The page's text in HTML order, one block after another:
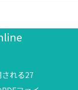
れる27